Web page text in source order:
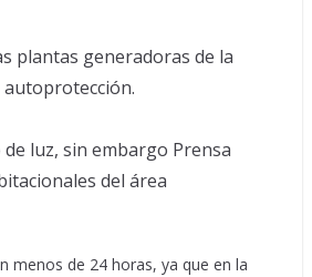
plantas generadoras de la
autoprotección.
luz, sin embargo Prensa
del área
menos de 24 horas, ya que en la